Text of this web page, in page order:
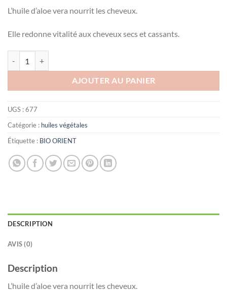
initial
était :
د.ت4.746.
actuel
د.ت3.797.
L’huile d’aloe vera nourrit les cheveux.
Elle redonne vitalité aux cheveux secs et cassants.
AJOUTER AU PANIER
UGS :677
Catégorie : huiles végétales
Étiquette : BIO ORIENT
DESCRIPTION
AVIS (0)
Description
L’huile d’aloe vera nourrit les cheveux.